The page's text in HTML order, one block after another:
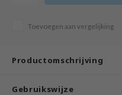
Toevoegen aan vergelijking
Productomschrijving
Gebruikswijze